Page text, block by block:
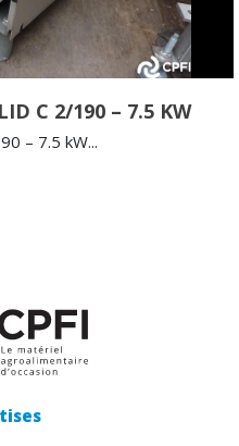
C 2/190 – 7.5 KW
– 7.5 kW...